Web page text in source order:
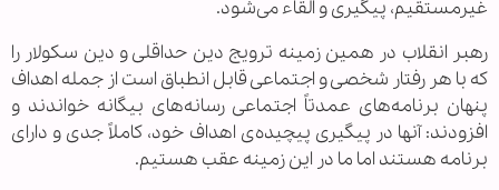
غیرمستقیم، پیگیری و القاء می‌شود.
رهبر انقلاب در همین زمینه ترویج دین حداقلی و دین سکولار را
که با هر رفتار شخصی و اجتماعی قابل انطباق است از جمله اهداف
پنهان برنامه‌های عمدتاً اجتماعی رسانه‌های بیگانه خواندند و
افزودند: آنها در پیگیری پیچیده‌ی اهداف خود، کاملاً جدی و دارای
برنامه هستند اما ما در این زمینه عقب هستیم.